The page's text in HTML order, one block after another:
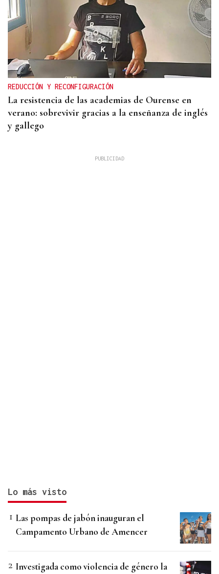
REDUCCIÓN Y RECONFIGURACIÓN
La resistencia de las academias de Ourense en
verano: sobrevivir gracias a la enseñanza de inglés
y gallego
Lo más visto
Las pompas de jabón inauguran el
Campamento Urbano de Amencer
Investigada como violencia de género la